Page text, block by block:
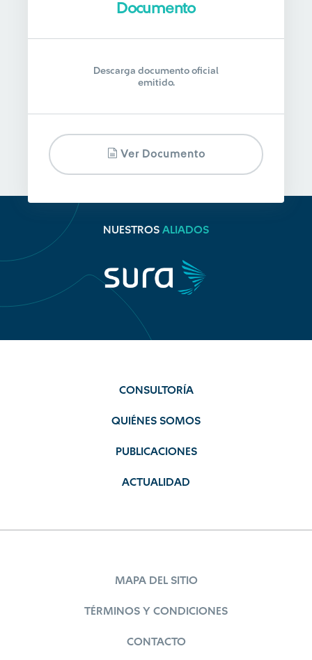
Documento
Descarga documento oficial
emitido.
Ver Documento
NUESTROS ALIADOS
CONSULTORÍA
QUIÉNES SOMOS
PUBLICACIONES
ACTUALIDAD
MAPA DEL SITIO
TÉRMINOS Y CONDICIONES
CONTACTO